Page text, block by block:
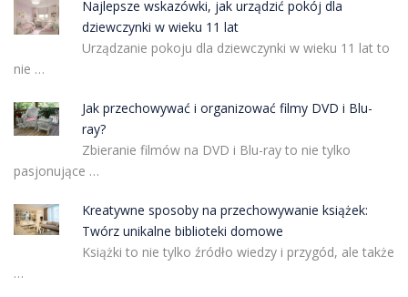
Najlepsze wskazówki, jak urządzić pokój dla
dziewczynki w wieku 11 lat
Urządzanie pokoju dla dziewczynki w wieku 11 lat to
nie …
Jak przechowywać i organizować filmy DVD i Blu-
ray?
Zbieranie filmów na DVD i Blu-ray to nie tylko
pasjonujące …
Kreatywne sposoby na przechowywanie książek:
Twórz unikalne biblioteki domowe
Książki to nie tylko źródło wiedzy i przygód, ale także
…